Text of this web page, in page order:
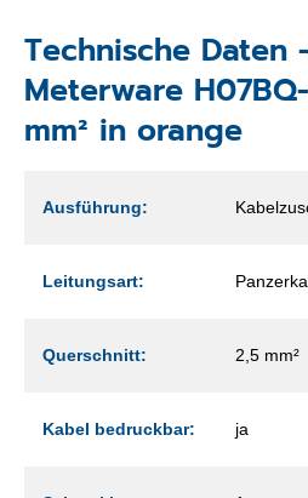
Technische Daten
Meterware
mm² in orange
Ausführung:
Leitungsart:
Querschnitt: 2,5 mm²
Kabel bedruckbar: ja